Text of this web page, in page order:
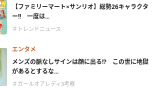
【ファミリーマート×サンリオ】総勢26キャラクタ
ー!! 一度は...
＃トレンドニュース
エンタメ
メンズの脈なしサインは顔に出る!? この世に地獄
があるとするな...
＃ガールオアレディ3考察